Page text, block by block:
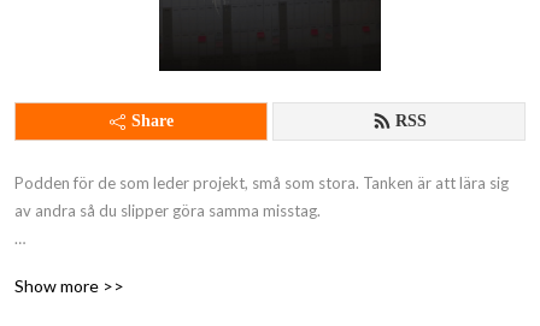
Share RSS
Podden för de som leder projekt, små som stora. Tanken är att lära sig
av andra så du slipper göra samma misstag.
vattenfallsmodell, dessa utmaningar och dess lösningar går vi igenom i
Show more >>